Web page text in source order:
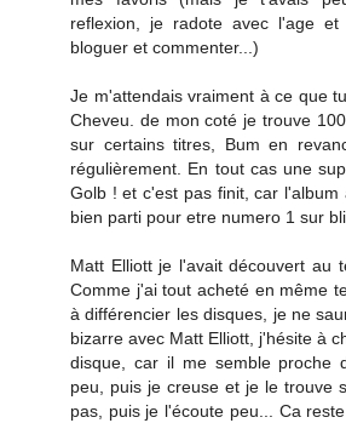
reflexion, je radote avec l'age
bloguer et commenter...)
Je m'attendais vraiment à ce que
Cheveu. de mon coté je trouve
sur certains titres, Bum en
régulièrement. En tout cas une
Golb ! et c'est pas finit, car l'album
bien parti pour etre numero 1 sur
Matt Elliott je l'avait découvert au
Comme j'ai tout acheté en même
à différencier les disques, je ne
bizarre avec Matt Elliott, j'hésite à
disque, car il me semble proche
peu, puis je creuse et je le trouve
pas, puis je l'écoute peu... Ca